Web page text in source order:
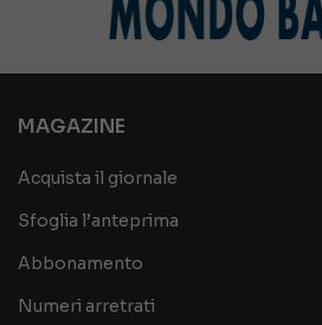
MAGAZINE
Acquista il giornale
Sfoglia l’anteprima
Abbonamento
Numeri arretrati